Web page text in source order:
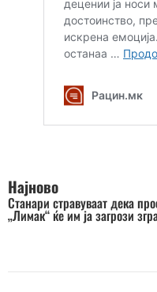
Најново
Станари стравуваат дека
„Лимак“ ќе им ја загрози